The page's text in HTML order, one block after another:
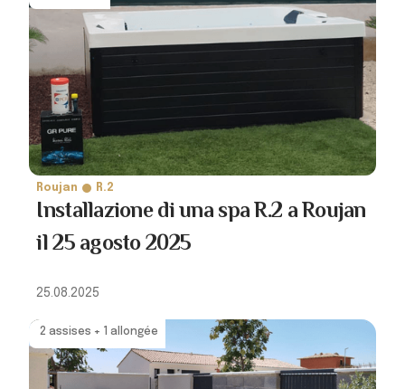
Roujan R.2
Installazione di una spa R.2 a Roujan
il 25 agosto 2025
25.08.2025
2 assises + 1 allongée